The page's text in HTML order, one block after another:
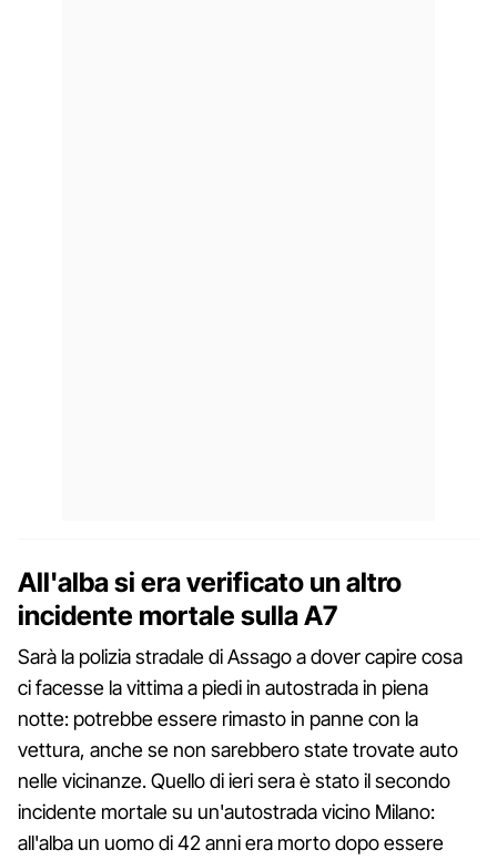
All'alba si era verificato un altro
incidente mortale sulla A7
Sarà la polizia stradale di Assago a dover capire cosa
ci facesse la vittima a piedi in autostrada in piena
notte: potrebbe essere rimasto in panne con la
vettura, anche se non sarebbero state trovate auto
nelle vicinanze. Quello di ieri sera è stato il secondo
incidente mortale su un'autostrada vicino Milano:
all'alba un uomo di 42 anni era morto dopo essere